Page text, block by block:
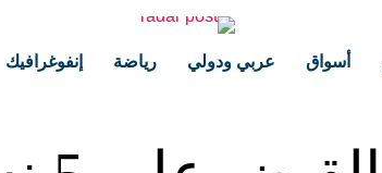
أسواق عربي ودولي رياضة إنفوغرافيك